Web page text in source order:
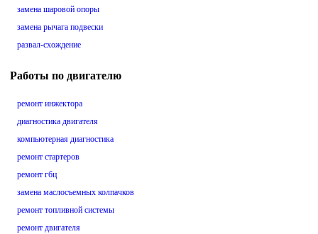
замена шаровой опоры
замена рычага подвески
развал-схождение
Работы по двигателю
ремонт инжектора
диагностика двигателя
компьютерная диагностика
ремонт стартеров
ремонт гбц
замена маслосъемных колпачков
ремонт топливной системы
ремонт двигателя